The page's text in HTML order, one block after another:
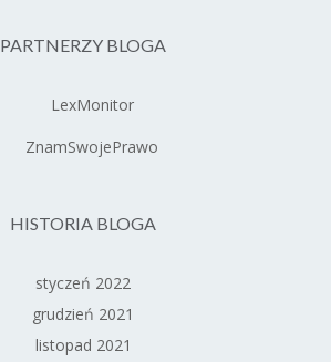
PARTNERZY BLOGA
HISTORIA BLOGA
styczeń 2022
grudzień 2021
listopad 2021